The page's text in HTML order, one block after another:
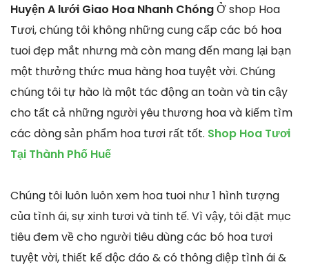
Huyện A lưới Giao Hoa Nhanh ChóngỞ shop Hoa
Tươi, chúng tôi không những cung cấp các bó hoa
tuoi đẹp mắt nhưng mà còn mang đến mang lại bạn
một thưởng thức mua hàng hoa tuyệt vời. Chúng
chúng tôi tự hào là một tác động an toàn và tin cậy
cho tất cả những người yêu thương hoa và kiếm tìm
các dòng sản phẩm hoa tươi rất tốt. Shop Hoa Tươi
Tại Thành Phố Huế
Chúng tôi luôn luôn xem hoa tuoi như 1 hình tượng
của tình ái, sự xinh tươi và tinh tế. Vì vậy, tôi đặt mục
tiêu đem về cho người tiêu dùng các bó hoa tươi
tuyệt vời, thiết kế độc đáo & có thông điệp tình ái &